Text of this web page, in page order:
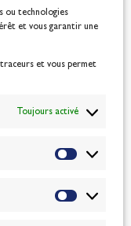
ou technologies
et vous garantir une
et vous permet
Toujours activé